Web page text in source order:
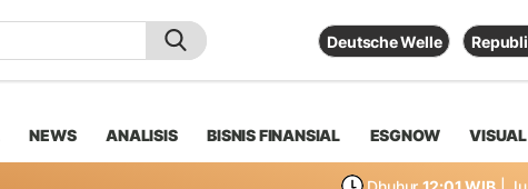
Deutsche Welle
NEWS ANALISIS BISNIS FINANSIAL ESGNOW VISUAL